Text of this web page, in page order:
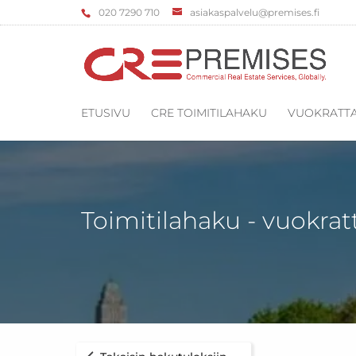
‌020 7290 710 asiakaspalvelu@premises.fi
ETUSIVU CRE TOIMITILAHAKU
Toimitilahaku -